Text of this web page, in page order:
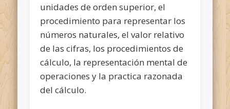
unidades de orden superior, el
procedimiento para representar los
números naturales, el valor relativo
de las cifras, los procedimientos de
cálculo, la representación mental de
operaciones y la practica razonada
del cálculo.